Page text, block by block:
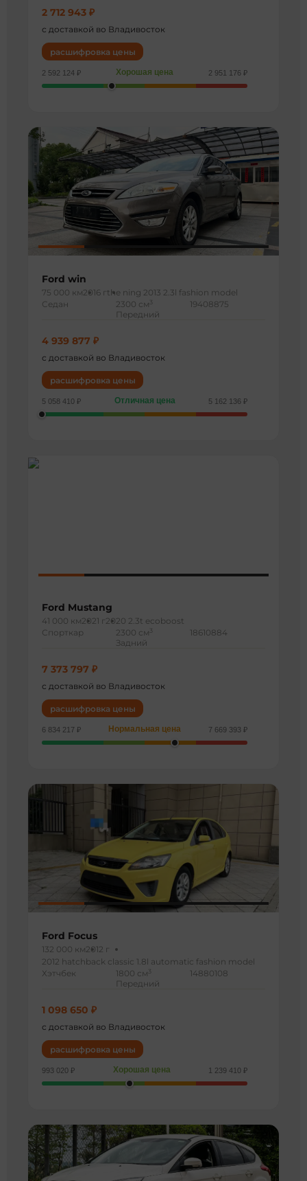
2 712 943 ₽
с доставкой во Владивосток
расшифровка цены
2 592 124 ₽ Хорошая цена 2 951 176 ₽
Ford win
75 000 км2016 г the ning 2013 2.3l fashion model
Седан
2300 см 3
Передний
19408875
4 939 877 ₽
с доставкой во Владивосток
расшифровка цены
5 058 410 ₽ Отличная цена 5 162 136 ₽
Ford Mustang
41 000 км2021 г 2020 2.3t ecoboost
Спорткар
2300 см 3
Задний
18610884
7 373 797 ₽
с доставкой во Владивосток
расшифровка цены
6 834 217 ₽ Нормальная цена 7 669 393 ₽
Ford Focus
132 000 км2012 г
2012 hatchback classic 1.8l automatic fashion model
Хэтчбек
1800 см 3
Передний
14880108
1 098 650 ₽
с доставкой во Владивосток
расшифровка цены
993 020 ₽ Хорошая цена 1 239 410 ₽